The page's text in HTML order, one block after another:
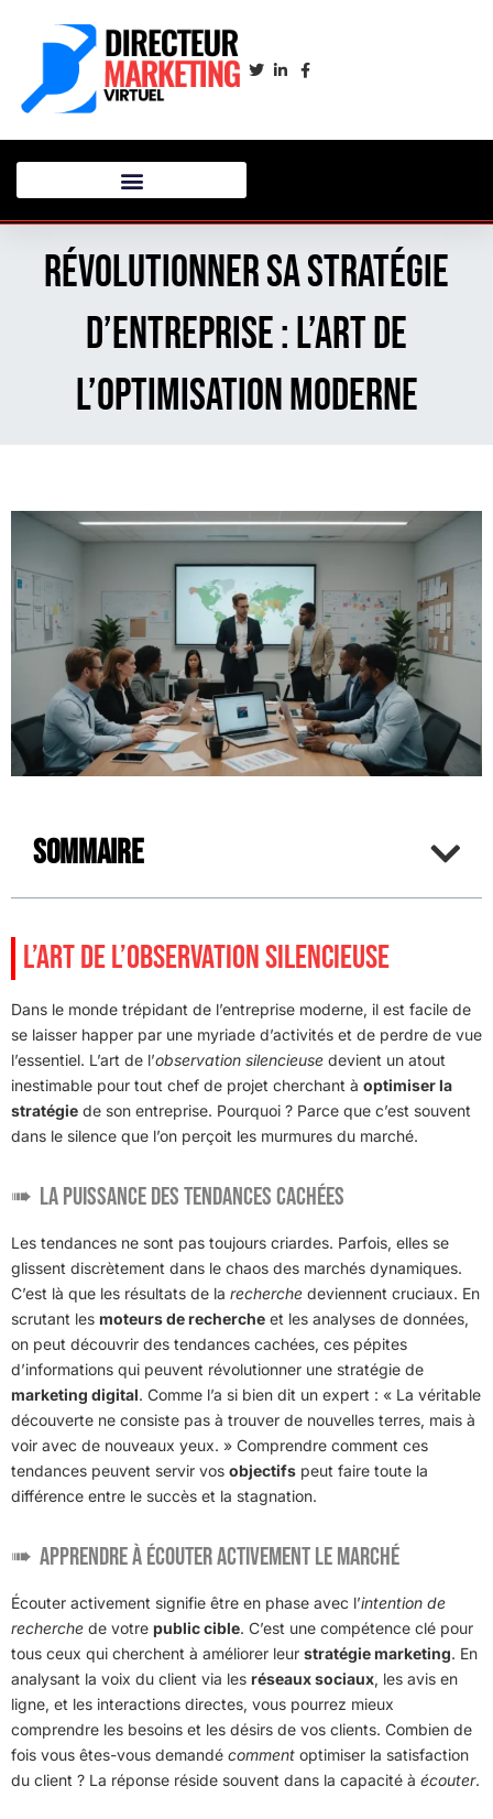
Révolutionner sa stratégie
d’entreprise : l’art de
l’optimisation moderne
Sommaire
L’ART DE L’OBSERVATION SILENCIEUSE
Dans le monde trépidant de l’entreprise moderne, il est facile de
se laisser happer par une myriade d’activités et de perdre de vue
l’essentiel. L’art de l’observation silencieuse devient un atout
inestimable pour tout chef de projet cherchant à optimiser la
stratégie de son entreprise. Pourquoi ? Parce que c’est souvent
dans le silence que l’on perçoit les murmures du marché.
La puissance des tendances cachées
Les tendances ne sont pas toujours criardes. Parfois, elles se
glissent discrètement dans le chaos des marchés dynamiques.
C’est là que les résultats de la recherche deviennent cruciaux. En
scrutant les moteurs de recherche et les analyses de données,
on peut découvrir des tendances cachées, ces pépites
d’informations qui peuvent révolutionner une stratégie de
marketing digital. Comme l’a si bien dit un expert : « La véritable
découverte ne consiste pas à trouver de nouvelles terres, mais à
voir avec de nouveaux yeux. » Comprendre comment ces
tendances peuvent servir vos objectifs peut faire toute la
différence entre le succès et la stagnation.
Apprendre à écouter activement le marché
Écouter activement signifie être en phase avec l’intention de
recherche de votre public cible. C’est une compétence clé pour
tous ceux qui cherchent à améliorer leur stratégie marketing. En
analysant la voix du client via les réseaux sociaux, les avis en
ligne, et les interactions directes, vous pourrez mieux
comprendre les besoins et les désirs de vos clients. Combien de
fois vous êtes-vous demandé comment optimiser la satisfaction
du client ? La réponse réside souvent dans la capacité à écouter.